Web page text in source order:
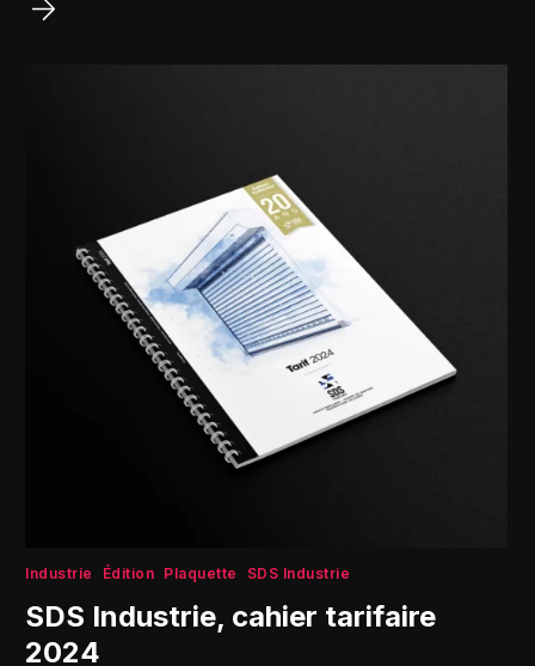
Industrie Édition Plaquette SDS Industrie
SDS Industrie, cahier tarifaire
2024